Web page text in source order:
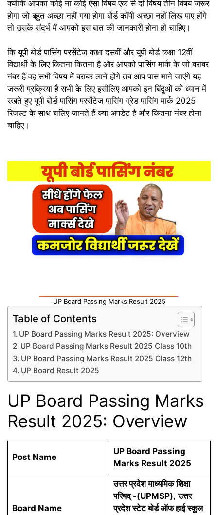
क्योंकि आपका कोई ना कोई ऐसा विषय एक से दो विषय तीन विषय जरूर
होगा जो बहुत अच्छा नहीं गया होगा बोर्ड कॉपी अच्छा नहीं लिख पाए होंगे
तो उसके संदर्भ में आपको इस बात की जानकारी होना ही चाहिए।
कि यूपी बोर्ड पासिंग परसेंटेज कक्षा दसवीं और यूपी बोर्ड कक्षा 12वीं
विद्यार्थी के लिए कितना कितना है और आपको पासिंग मार्क के जो बराबर
नंबर है वह सभी विषय में बराबर लाने होंगे तब आप पास माने जाएंगे यह
जरूरी प्रक्रिया है सभी के लिए इसीलिए आपको इन बिंदुओं को ध्यान में
रखते हुए यूपी बोर्ड पासिंग परसेंटेज पासिंग ग्रेड पासिंग मार्क 2025
रिजल्ट के साथ चलिए जानते हैं क्या अपडेट है और कितना नंबर होना
चाहिए।
UP Board Passing Marks Result 2025
Table of Contents
UP Board Passing Marks Result 2025: Overview
UP Board Passing Marks Result 2025 Class 10th
UP Board Passing Marks Result 2025 Class 12th
UP Board Result 2025
UP Board Passing Marks
Result 2025: Overview
Post Name
UP Board Passing
Marks Result 2025
Board Name
उत्तर प्रदेश माध्यमिक शिक्षा
परिषद् -(UPMSP),उत्तर
प्रदेश स्टेट बोर्ड ऑफ हाई स्कूल